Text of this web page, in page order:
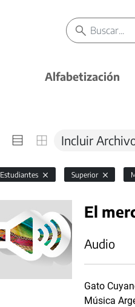
Alfabetización
Incluir
Estudiantes Superior
El
Audio
Gato
Música